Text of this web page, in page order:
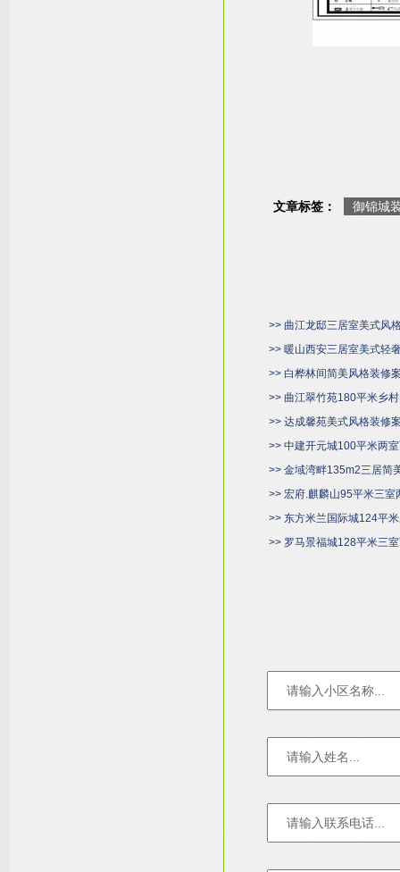
文章标签： 御锦城
>> 曲江龙邸三居室美式风
>> 暖山西安三居室美式轻
>> 白桦林间简美风格装修
>> 曲江翠竹苑180平米乡
>> 达成馨苑美式风格装修
>> 中建开元城100平米两
>> 金域湾畔135m2三居简
>> 宏府.麒麟山95平米三
>> 东方米兰国际城124平
>> 罗马景福城128平米三